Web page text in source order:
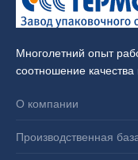
Многолетний опыт
соотношение качества
О компании
Производственная